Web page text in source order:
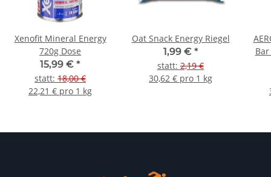
Xenofit Mineral Energy
720g Dose
15,99 € *
statt: 18,00 €
22,21 € pro 1 kg
Oat Snack Energy Riegel
1,99 € *
statt: 2,19 €
30,62 € pro 1 kg